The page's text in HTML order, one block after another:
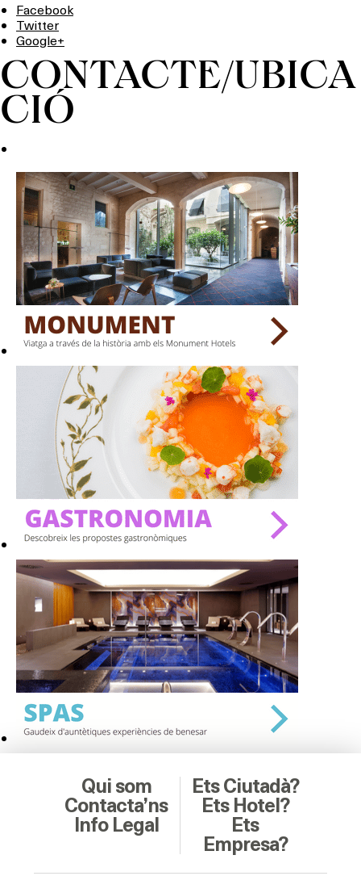
HOTELS
TERRASSES
BARS
SPAS
RESTAURANTS
SALES
Activitats
On?
Facebook
Twitter
Google+
CONTACTE/UBICA
CIÓ
Qui som
Contacta’ns
Info Legal
Ets Ciutadà?
Ets Hotel?
Ets
Empresa?